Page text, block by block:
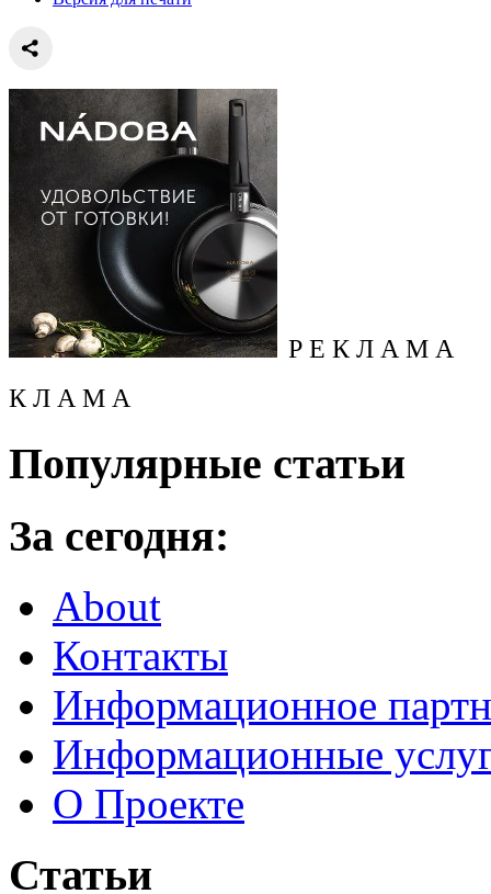
Р Е К Л А М А
К Л А М А
Популярные статьи
За сегодня:
About
Контакты
Информационное
Информационные
О Проекте
Статьи